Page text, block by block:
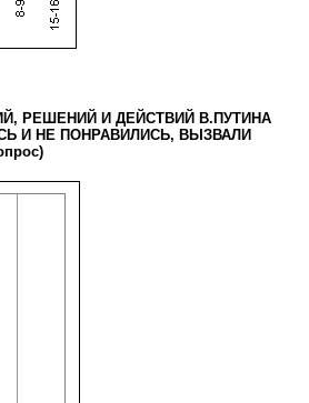
РЕШЕНИЙ И ДЕЙСТВИЙ В.ПУТИНА
И НЕ ПОНРАВИЛИСЬ, ВЫЗВАЛИ